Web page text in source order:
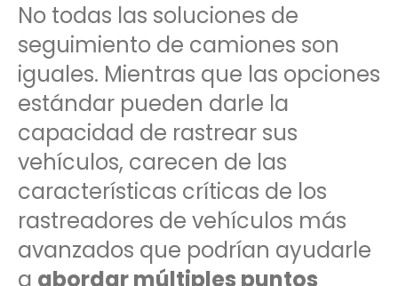
No todas las soluciones de
seguimiento de camiones son
iguales. Mientras que las opciones
estándar pueden darle la
capacidad de rastrear sus
vehículos, carecen de las
características críticas de los
rastreadores de vehículos más
avanzados que podrían ayudarle
a abordar múltiples puntos